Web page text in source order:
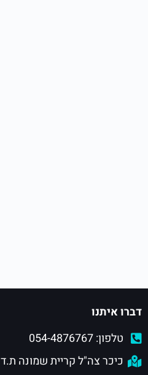
דברו איתנו
טלפון: 054-4876767
כיכר צה"ל קריית שמונה ת.ד 1060